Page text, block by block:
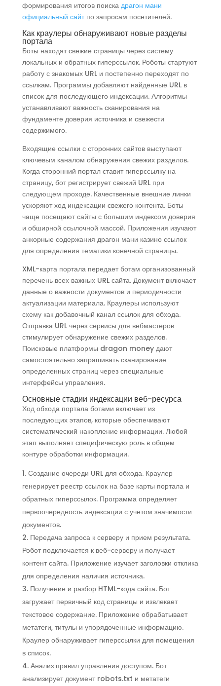
формирования итогов поиска драгон мани
официальный сайтпо запросам посетителей.
Как краулеры обнаруживают новые разделы
портала
Боты находят свежие страницы через систему
локальных и обратных гиперссылок. Роботы стартуют
работу с знакомых URL и постепенно переходят по
ссылкам. Программы добавляют найденные URL в
список для последующего индексации. Алгоритмы
устанавливают важность сканирования на
фундаменте доверия источника и свежести
содержимого.
Входящие ссылки с сторонних сайтов выступают
ключевым каналом обнаружения свежих разделов.
Когда сторонний портал ставит гиперссылку на
страницу, бот регистрирует свежий URL при
следующем проходе. Качественные внешние линки
ускоряют ход индексации свежего контента. Боты
чаще посещают сайты с большим индексом доверия
и обширной ссылочной массой. Приложения изучают
анкорные содержания драгон мани казино ссылок
для определения тематики конечной страницы.
XML-карта портала передает ботам организованный
перечень всех важных URL сайта. Документ включает
данные о важности документов и периодичности
актуализации материала. Краулеры используют
схему как добавочный канал ссылок для обхода.
Отправка URL через сервисы для вебмастеров
стимулирует обнаружение свежих разделов.
Поисковые платформы dragon money дают
самостоятельно запрашивать сканирование
определенных страниц через специальные
интерфейсы управления.
Основные стадии индексации веб-ресурса
Ход обхода портала ботами включает из
последующих этапов, которые обеспечивают
систематический накопление информации. Любой
этап выполняет специфическую роль в общем
контуре обработки информации.
Создание очереди URL для обхода. Краулер
генерирует реестр ссылок на базе карты портала и
обратных гиперссылок. Программа определяет
первоочередность индексации с учетом значимости
документов.
Передача запроса к серверу и прием результата.
Робот подключается к веб-серверу и получает
контент сайта. Приложение изучает заголовки отклика
для определения наличия источника.
Получение и разбор HTML-кода сайта. Бот
загружает первичный код страницы и извлекает
текстовое содержание. Приложение обрабатывает
метатеги, титулы и упорядоченные информацию.
Краулер обнаруживает гиперссылки для помещения
в список.
Анализ правил управления доступом. Бот
анализирует документ robots.txt и метатеги